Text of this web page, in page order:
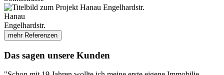
Hanau
Engelhardstr.
mehr Referenzen
Das sagen unsere Kunden